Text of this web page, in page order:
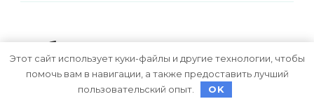
Рубрики
Uncategorised
Этот сайт использует куки-файлы и другие технологии, чтобы
помочь вам в навигации, а также предоставить лучший
пользовательский опыт.
OK